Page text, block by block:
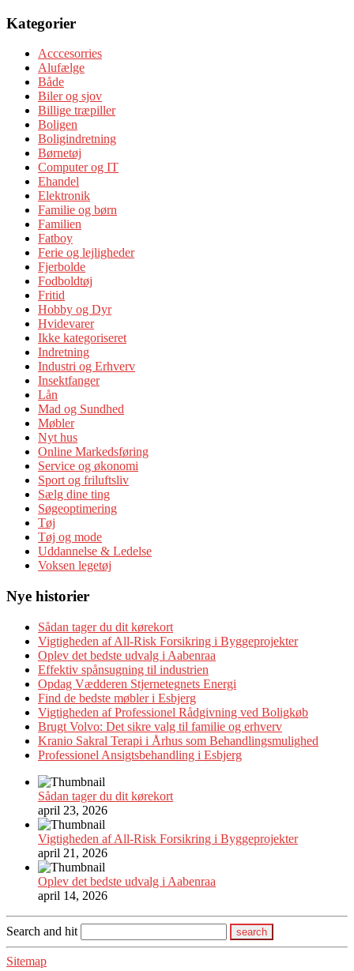
Kategorier
Acccesorries
Alufælge
Både
Biler og sjov
Billige træpiller
Boligen
Boligindretning
Børnetøj
Computer og IT
Ehandel
Elektronik
Familie og børn
Familien
Fatboy
Ferie og lejligheder
Fjerbolde
Fodboldtøj
Fritid
Hobby og Dyr
Hvidevarer
Ikke kategoriseret
Indretning
Industri og Erhverv
Insektfanger
Lån
Mad og Sundhed
Møbler
Nyt hus
Online Markedsføring
Service og økonomi
Sport og friluftsliv
Sælg dine ting
Søgeoptimering
Tøj
Tøj og mode
Uddannelse & Ledelse
Voksen legetøj
Nye historier
Sådan tager du dit kørekort
Vigtigheden af All-Risk Forsikring i Byggeprojekter
Oplev det bedste udvalg i Aabenraa
Effektiv spånsugning til industrien
Opdag Vædderen Stjernetegnets Energi
Find de bedste møbler i Esbjerg
Vigtigheden af Professionel Rådgivning ved Boligkøb
Brugt Volvo: Det sikre valg til familie og erhverv
Kranio Sakral Terapi i Århus som Behandlingsmulighed
Professionel Ansigtsbehandling i Esbjerg
Sådan tager du dit kørekort
april 23, 2026
Vigtigheden af All-Risk Forsikring i Byggeprojekter
april 21, 2026
Oplev det bedste udvalg i Aabenraa
april 14, 2026
Search and hit
Sitemap